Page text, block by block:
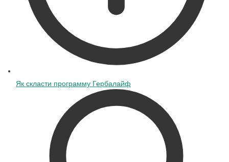
Як скласти программу Гербалайф